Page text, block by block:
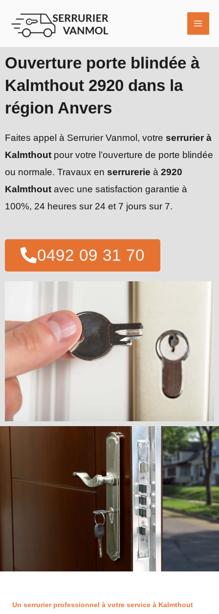
contenu
Ouverture porte blindée à
Kalmthout 2920 dans la
région Anvers
Faites appel à Serrurier Vanmol, votre serrurier à
Kalmthout pour votre l’ouverture de porte blindée
ou normale. Travaux en serrurerie à 2920
Kalmthout avec une satisfaction garantie à
100%, 24 heures sur 24 et 7 jours sur 7.
0492 09 31 70
Un serrurier professionnel à votre service à Kalmthout